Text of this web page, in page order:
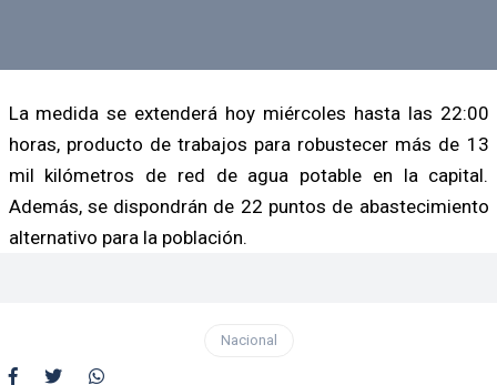
La medida se extenderá hoy miércoles hasta las 22:00
horas, producto de trabajos para robustecer más de 13
mil kilómetros de red de agua potable en la capital.
Además, se dispondrán de 22 puntos de abastecimiento
alternativo para la población.
Nacional